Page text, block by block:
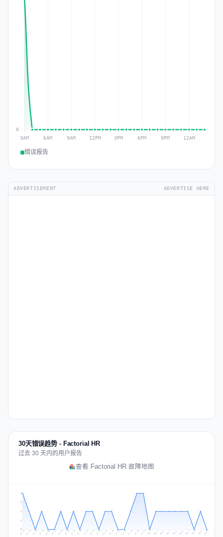
错误报告
ADVERTISEMENT ADVERTISE HERE
30天错误趋势 - Factorial HR
过去 30 天内的用户报告
查看 Factorial HR 故障地图
1
1
2
2
Jul 12 Jul 13 Jul 14 Jul 15 Jul 16 Jul 17 Jul 18 Jul 19 Jul 20 Jul 21 Jul 22 Jul 23 Jul 24 Jul 25 Jul 26 Jul 27 Jul 28 Jul 29 Jul 30 Jul 31 Aug 1 Aug 2 Aug 3 Aug 4 Aug 5 Aug 6 Aug 7 Aug 8 Aug 9 Aug 10